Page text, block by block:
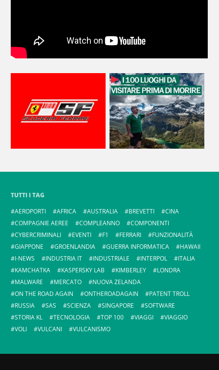
TUTTI I TAG
AEROPORTI
AFRICA AUSTRALIA BREVETTI
CINA
COMPAGNIE AEREE
COMPLEANNO
COMPONENTI
CYBERCRIMINALI
EVENTI F1 FERRARI
FUNZIONALITÀ
GIAPPONE
GROENLANDIA GUERRA INFORMATICA
HAWAII
I-NEWS
INDUSTRIA IT INDUSTRIALE INTERPOL
ITALIA
KAMCHATKA
KASPERSKY LAB KIMBERLEY
LONDRA
MALWARE
MERCATO
NUOVA ZELANDA
ON THE ROAD AGAIN
ONTHEROADAGAIN
PATENT TROLL
RUSSIA
SAS SCIENZA SINGAPORE
SOFTWARE
STORIA KL
TECNOLOGIA TOP 100 VIAGGI
VIAGGIO
VOLI
VULCANI VULCANISMO